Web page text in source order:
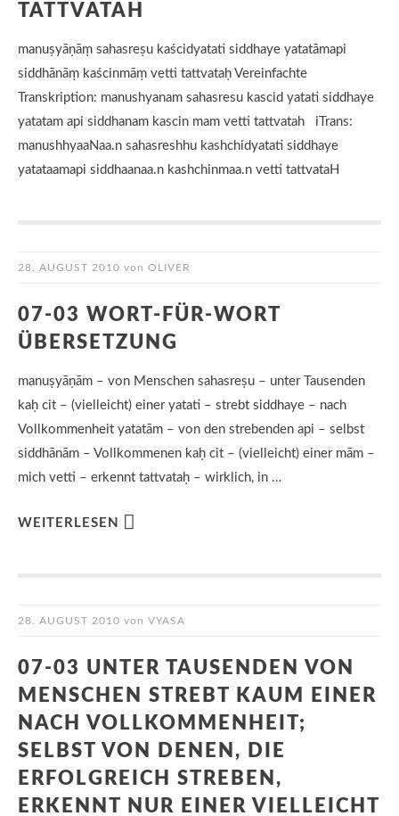
TATTVATAH
manuṣyāṇāṃ sahasreṣu kaścidyatati siddhaye yatatāmapi
siddhānāṃ kaścinmāṃ vetti tattvataḥ Vereinfachte
Transkription: manushyanam sahasresu kascid yatati siddhaye
yatatam api siddhanam kascin mam vetti tattvatah iTrans:
manushhyaaNaa.n sahasreshhu kashchidyatati siddhaye
yatataamapi siddhaanaa.n kashchinmaa.n vetti tattvataH
28. AUGUST 2010 von OLIVER
07-03 WORT-FÜR-WORT
ÜBERSETZUNG
manuṣyāṇām – von Menschen sahasreṣu – unter Tausenden
kaḥ cit – (vielleicht) einer yatati – strebt siddhaye – nach
Vollkommenheit yatatām – von den strebenden api – selbst
siddhānām – Vollkommenen kaḥ cit – (vielleicht) einer mām –
mich vetti – erkennt tattvataḥ – wirklich, in …
WEITERLESEN
28. AUGUST 2010 von VYASA
07-03 UNTER TAUSENDEN VON
MENSCHEN STREBT KAUM EINER
NACH VOLLKOMMENHEIT;
SELBST VON DENEN, DIE
ERFOLGREICH STREBEN,
ERKENNT NUR EINER VIELLEICHT